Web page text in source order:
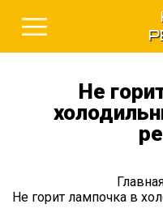
Не
Не горит лампочка в